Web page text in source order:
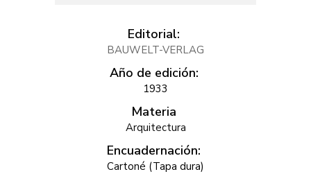
Editorial:
BAUWELT-VERLAG
Año de edición:
1933
Materia
Arquitectura
Encuadernación:
Cartoné (Tapa dura)